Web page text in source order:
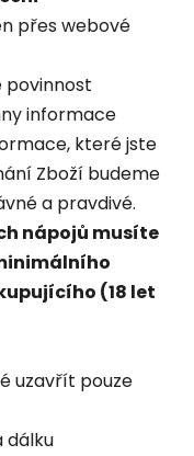
přes webové
povinnost
informace
které jste
Zboží budeme
a pravdivé.
nápojů musíte
(18 let
uzavřít pouze
dálku